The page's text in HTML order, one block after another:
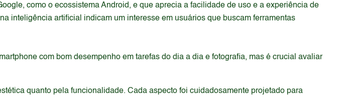
como o ecossistema Android, e que aprecia a facilidade de uso e a experiência de
inteligência artificial indicam um interesse em usuários que buscam ferramentas
com bom desempenho em tarefas do dia a dia e fotografia, mas é crucial avaliar
quanto pela funcionalidade. Cada aspecto foi cuidadosamente projetado para